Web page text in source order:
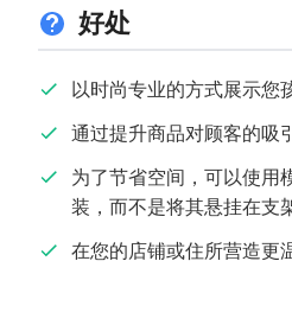
好处
以时尚专业的方式展示您
通过提升商品对顾客的吸
为了节省空间，可以使用
装，而不是将其悬挂在支
在您的店铺或住所营造更